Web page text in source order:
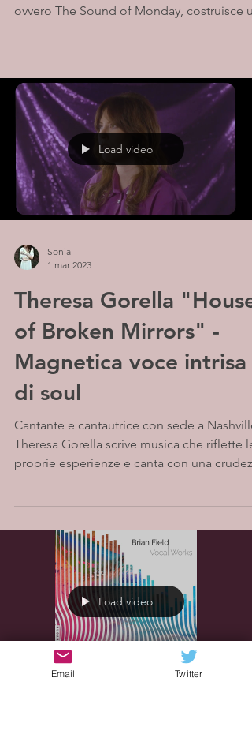
ovvero The Sound of Monday, costruisce
Load video
Sonia
1 mar 2023
Theresa Gorella "House
of Broken Mirrors" -
Magnetica voce intrisa
di soul
Cantante e cantautrice con sede a
Theresa Gorella scrive musica che riflette le
proprie esperienze e canta con una
Load video
Email Twitter